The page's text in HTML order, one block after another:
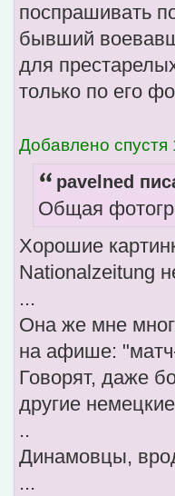
поспрашивать
бывший
для
только по его
Добавлено спустя
pavelned
Общая
Хорошие
Nationalzeitung
...
Она же мне
на афише:
Говорят, даже
другие
..
Динамовцы,
...